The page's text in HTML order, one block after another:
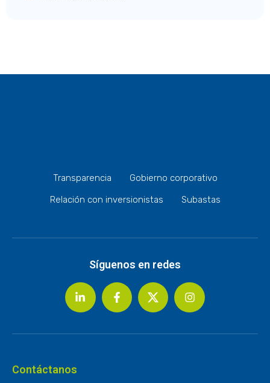
Transparencia
Gobierno corporativo
Relación con inversionistas
Subastas
Síguenos en redes
Contáctanos